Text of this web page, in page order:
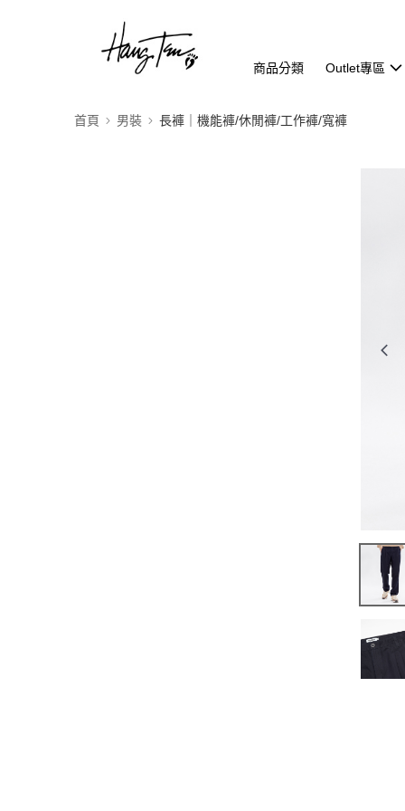
商品分類 Outlet專區
首頁 男裝 長褲｜機能褲/休閒褲/工作褲/寬褲